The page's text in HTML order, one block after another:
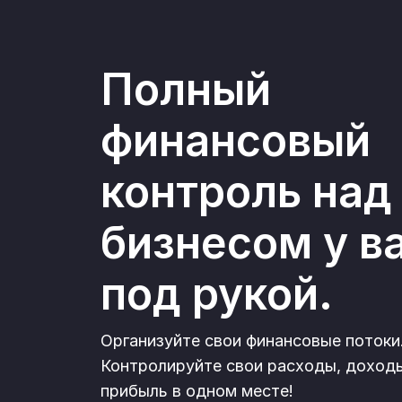
Полный
финансовый
контроль над
бизнесом у
под рукой.
Организуйте свои финансовые потоки.
Контролируйте свои расходы,
прибыль в одном месте!